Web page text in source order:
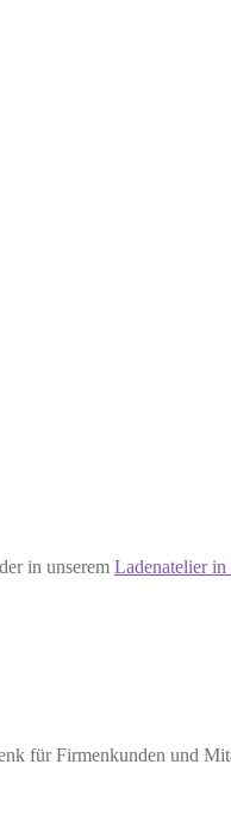
in unserem Ladenatelier
für Firmenkunden und